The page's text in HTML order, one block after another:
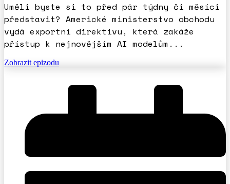
Uměli byste si to před pár týdny či měsíci
představit? Americké ministerstvo obchodu
vydá exportní direktivu, která zakáže
přístup k nejnovějším AI modelům...
Zobrazit epizodu